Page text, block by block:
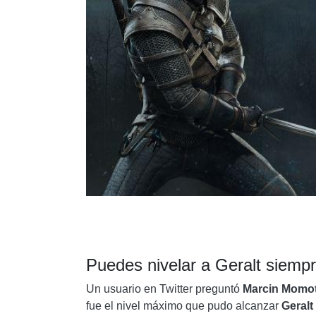
Puedes nivelar a Geralt
Un usuario en Twitter preguntó Marcin
fue el nivel máximo que pudo alcanzar Geralt